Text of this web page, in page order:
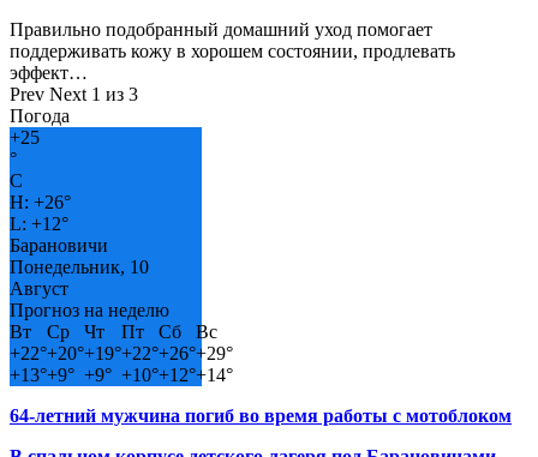
Правильно подобранный домашний уход помогает
поддерживать кожу в хорошем состоянии, продлевать
эффект…
Prev Next 1 из 3
Погода
+25
°
C
H: +26°
L: +12°
Барановичи
Понедельник, 10
Август
Прогноз на неделю
Вт
Ср Чт Пт Сб
Вс
+22°+20°+19°+22°+26°+29°
+13°+9° +9° +10°+12°+14°
64-летний мужчина погиб во время работы с мотоблоком